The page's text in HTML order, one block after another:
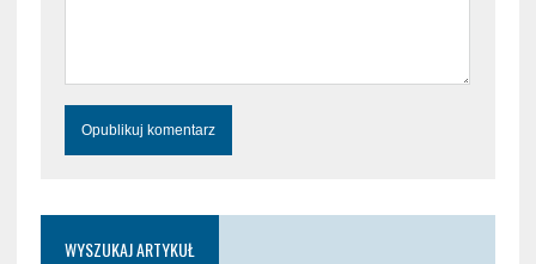
WYSZUKAJ ARTYKUŁ